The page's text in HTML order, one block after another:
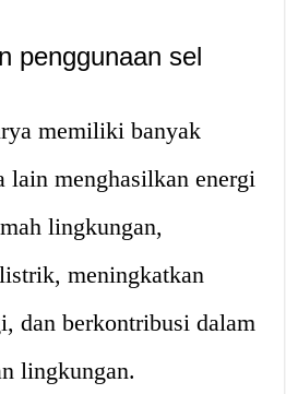
penggunaan sel
memiliki banyak
lain menghasilkan energi
lingkungan,
meningkatkan
dan berkontribusi dalam
lingkungan.